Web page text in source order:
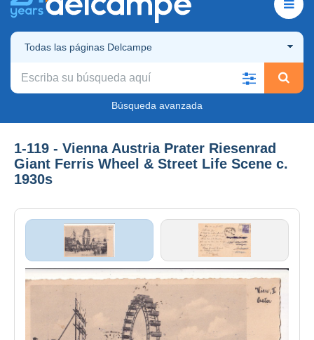
Todas las páginas Delcampe
Búsqueda avanzada
1-119 - Vienna Austria Prater Riesenrad
Giant Ferris Wheel & Street Life Scene c.
1930s